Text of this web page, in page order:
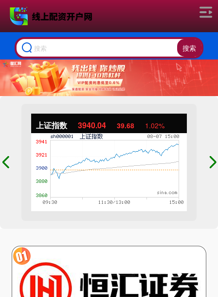
搜索
上证指数 3940.04 39.68 1.02%